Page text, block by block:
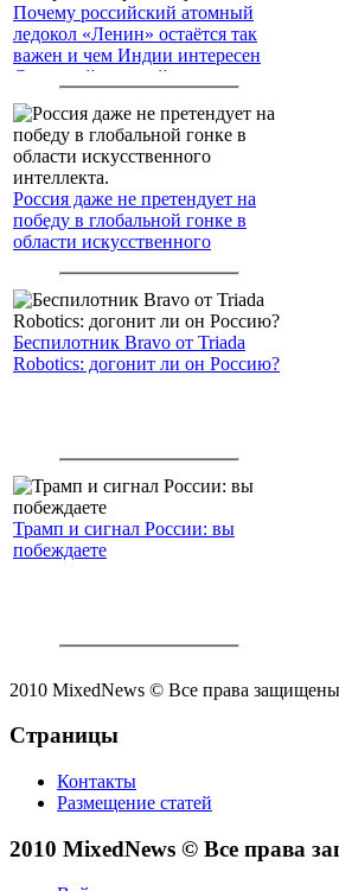
Почему российский атомный
ледокол «Ленин» остаётся так
важен и чем Индии интересен
Северный морской путь
Россия даже не претендует на
победу в глобальной гонке в
области искусственного
Беспилотник Bravo от Triada
Robotics: догонит ли он Россию?
Трамп и сигнал России: вы
побеждаете
2010 MixedNews © Все права защищены
Страницы
Контакты
Размещение статей
2010 MixedNews © Все права